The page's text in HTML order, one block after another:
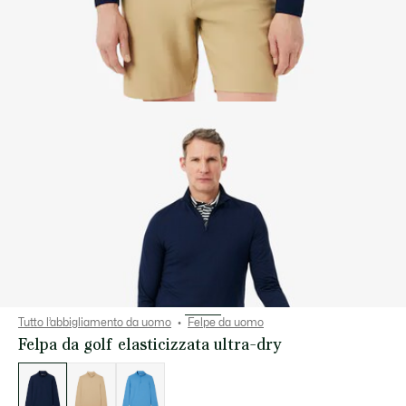
Tutto l’abbigliamento da uomo Felpe da uomo
Felpa da golf elasticizzata ultra-dry
delle
varianti